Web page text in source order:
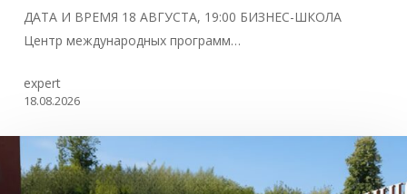
ДАТА И ВРЕМЯ 18 АВГУСТА, 19:00 БИЗНЕС-ШКОЛА
Центр международных программ…
expert
18.08.2026